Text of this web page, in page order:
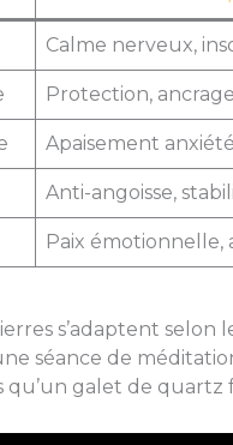
Calme nerveux,
Protection,
Apaisement
Anti-angoisse,
Paix émotionnelle,
s’adaptent
séance de
qu’un galet de quartz